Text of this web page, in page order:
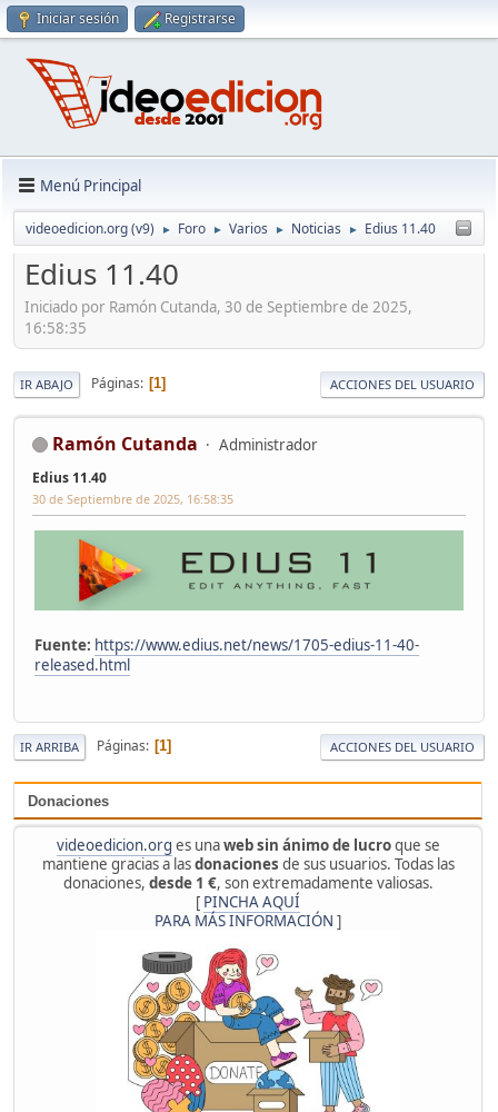
Iniciar sesión Registrarse
Menú Principal
videoedicion.org (v9) ► Foro ► Varios ► Noticias ► Edius 11.40
Donaciones
videoedicion.org es unaweb sin ánimo de lucroque se
mantiene gracias a lasdonaciones de sus usuarios. Todas las
donaciones, desde 1 €, son extremadamente valiosas.
[ PINCHA AQUÍ
PARA MÁS INFORMACIÓN ]
Edius 11.40
Iniciado por Ramón Cutanda, 30 de Septiembre de 2025,
16:58:35
IR ABAJO Páginas 1 ACCIONES DEL USUARIO
Ramón Cutanda Administrador
Edius 11.40
30 de Septiembre de 2025, 16:58:35
Fuente: https://www.edius.net/news/1705-edius-11-40-
released.html
IR ARRIBA Páginas 1 ACCIONES DEL USUARIO